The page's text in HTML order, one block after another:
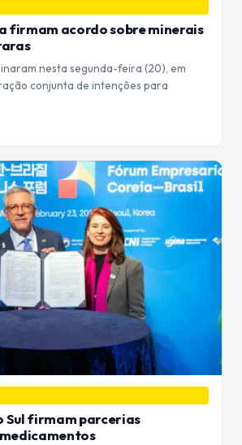
firmam acordo sobre minerais
nesta segunda-feira (20), em
conjunta de intenções para
Sul firmam parcerias